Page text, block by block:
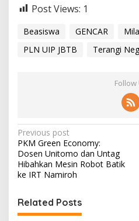
Post Views: 1
Beasiswa GENCAR
PLN UIP JBTB
Terangi
Follow
P
o
s
n
Previous post
PKM Green Economy:
Dosen Unitomo dan Untag
Hibahkan Mesin Robot Batik
ke IRT Namiroh
Related Posts